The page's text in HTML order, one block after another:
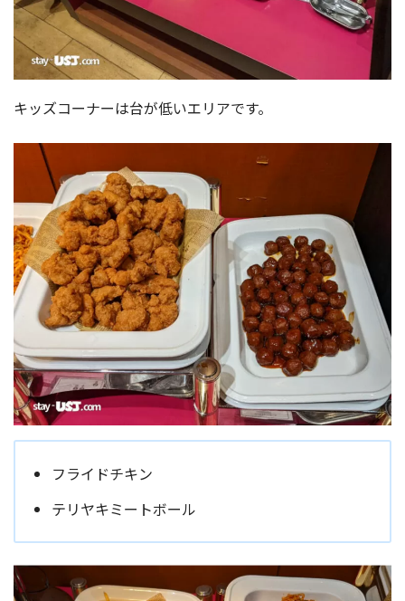
キッズコーナーは台が低いエリアです。
フライドチキン
テリヤキミートボール